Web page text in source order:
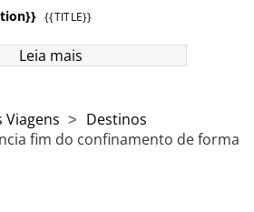
{{TITLE}}
Leia mais
Viagens
Destinos
fim do confinamento de forma